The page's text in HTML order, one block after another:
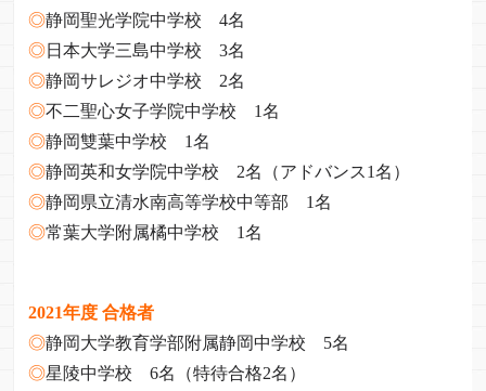
◎静岡聖光学院中学校 4名
◎日本大学三島中学校 3名
◎静岡サレジオ中学校 2名
◎不二聖心女子学院中学校 1名
◎静岡雙葉中学校 1名
◎静岡英和女学院中学校 2名（アドバンス1名）
◎静岡県立清水南高等学校中等部 1名
◎常葉大学附属橘中学校 1名
2021年度 合格者
◎静岡大学教育学部附属静岡中学校 5名
◎星陵中学校 6名（特待合格2名）